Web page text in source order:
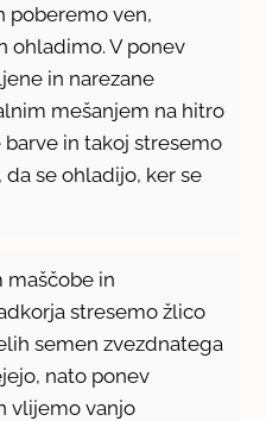
poberemo ven,
ohladimo. V ponev
in narezane
mešanjem na hitro
in takoj stresemo
da se ohladijo, ker se
maščobe in
stresemo žlico
semen zvezdnatega
nato ponev
vlijemo vanjo